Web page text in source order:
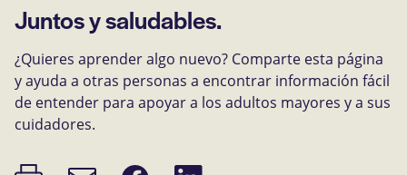
Juntos y saludables.
¿Quieres aprender algo nuevo? Comparte esta página
y ayuda a otras personas a encontrar información fácil
de entender para apoyar a los adultos mayores y a sus
cuidadores.
Imprimir CompartirCompartir